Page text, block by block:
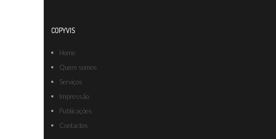
COPYVIS
Home
Quem somos
Serviços
Impressão
Publicações
Contactos